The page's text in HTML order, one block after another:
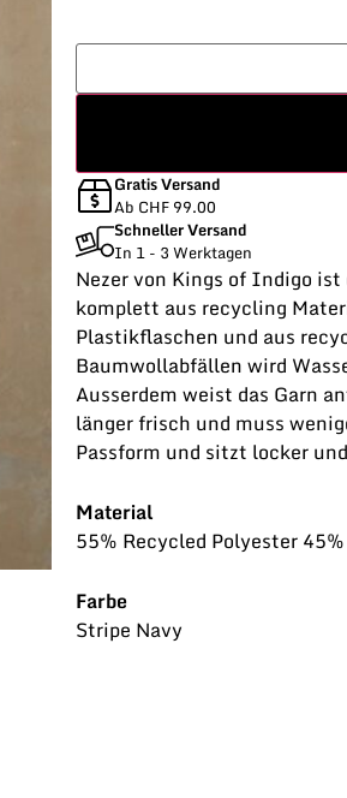
Gratis Versand
Ab CHF 99.00
Schneller Versand
In 1 - 3 Werktagen
Nezer von Kings of Indigo
komplett aus recycling
Plastikflaschen und aus
Baumwollabfällen wird
Ausserdem weist das Garn
länger frisch und muss
Passform und sitzt locker
Material
55% Recycled Polyester
Farbe
Stripe Navy